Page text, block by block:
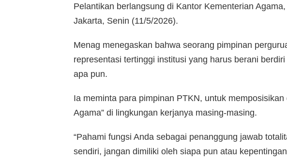
Pelantikan berlangsung di Kantor Kementerian
Jakarta, Senin (11/5/2026).
Menag menegaskan bahwa seorang pimpinan
representasi tertinggi institusi yang harus berani
apa pun.
Ia meminta para pimpinan PTKN, untuk memposisikan
Agama” di lingkungan kerjanya masing-masing.
“Pahami fungsi Anda sebagai penanggung jawab
sendiri, jangan dimiliki oleh siapa pun atau